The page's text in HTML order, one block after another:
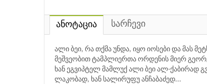
ანოტაცია სარჩევი
ალი ბეი, რა თქმა უნდა, იყო იოსები და მას
მეშვეობით ტამპლიერთა ორდენის მიერ
ხან ეგვიპტელ მამლუქ ალი ბეი ალ-ქაბირად
ლაკობად, ხან სალირუფუ ანჩაბაძედ...